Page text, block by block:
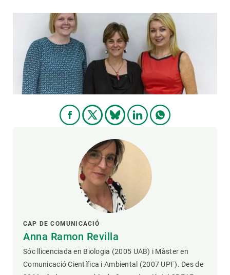
CAP DE COMUNICACIÓ
Anna Ramon Revilla
Sóc llicenciada en Biologia (2005 UAB) i Màster en
Comunicació Científica i Ambiental (2007 UPF). Des de